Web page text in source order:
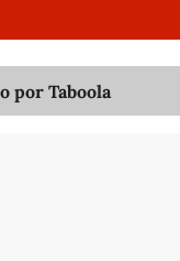
por Taboola